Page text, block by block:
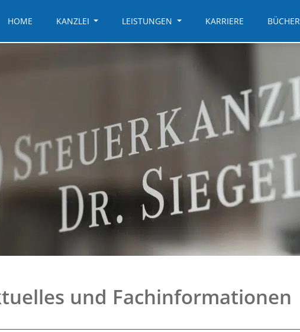
HOME KANZLEI LEISTUNGEN KARRIERE BÜCHER
und Fachinformationen